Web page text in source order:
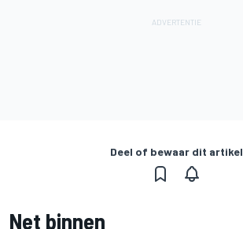
Deel of bewaar dit artikel
Net binnen